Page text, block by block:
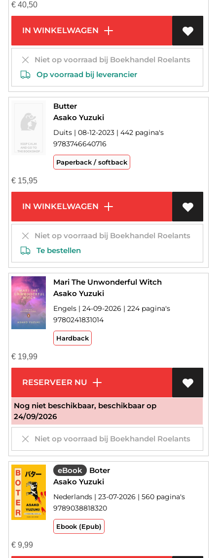
€40,50
IN WINKELWAGEN
Niet op voorraad bij Boekhandel Roelants
Op voorraad bij leverancier
Butter
Asako Yuzuki
Duits | 08-12-2023 | 442 pagina's
9783746640716
Paperback / softback
€15,95
IN WINKELWAGEN
Niet op voorraad bij Boekhandel Roelants
Te bestellen
Mari The Unwonderful Witch
Asako Yuzuki
Engels | 24-09-2026 | 224 pagina's
9780241831014
Hardback
€19,99
RESERVEER NU
Nog niet beschikbaar, beschikbaar op
24/09/2026
Niet op voorraad bij Boekhandel Roelants
eBook
Boter
Asako Yuzuki
Nederlands | 23-07-2026 | 560 pagina's
9789038818320
Ebook (Epub)
€9,99